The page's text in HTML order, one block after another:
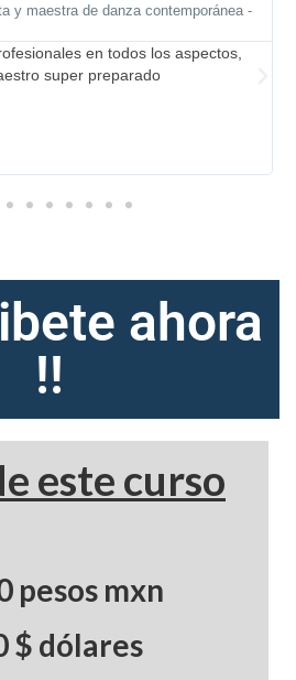
y maestra de danza contemporánea -
en todos los aspectos,
super preparado
ahora
!!
este curso
pesos mxn
$ dólares